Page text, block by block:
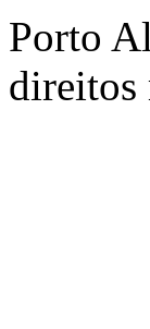
Porto
direitos